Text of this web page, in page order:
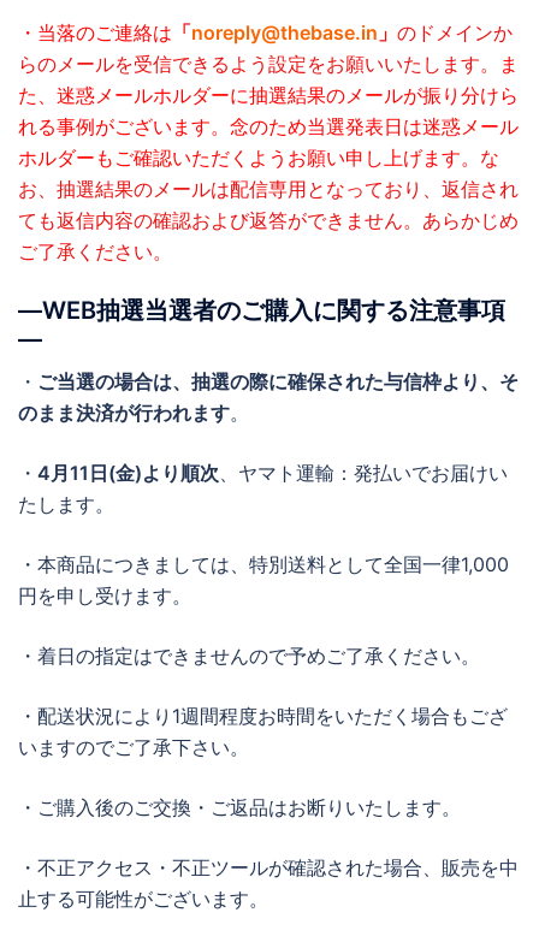
・当落のご連絡は 「noreply@thebase.in 」 のドメインか
らのメールを受信できるよう設定をお願いいたします。
ま
た、迷惑メールホルダーに抽選結果のメールが振り分けら
れる事例がございます。念のため当選発表日は迷惑メール
ホルダーもご確認いただくようお願い申し上げます。 な
お、抽選結果のメールは配信専用となっており、返信され
ても返信内容の確認および返答ができません。あらかじめ
ご了承ください。
―WEB抽選当選者のご購入に関する注意事項
―
・ ご当選の場合は、抽選の際に確保された与信枠より、そ
のまま決済が行われます。
・ 4月11日(金)より順次 、ヤマト運輸：発払いでお届けい
たします。
・本商品につきましては、特別送料として全国一律1,000
円を申し受けます。
・着日の指定はできませんので予めご了承ください。
・配送状況により1週間程度お時間をいただく場合もござ
いますのでご了承下さい。
・ご購入後のご交換・ご返品はお断りいたします。
・不正アクセス・不正ツールが確認された場合、販売を中
止する可能性がございます。